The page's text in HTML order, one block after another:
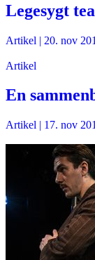
Legesygt
Artikel | 20. nov
Artikel
En
Artikel | 17. nov